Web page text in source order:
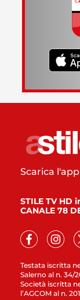
Testata iscritta
Salerno al n. 34/
Società iscritta
l’AGCOM al n.
Scarica l'app
STILE TV HD
CANALE 78